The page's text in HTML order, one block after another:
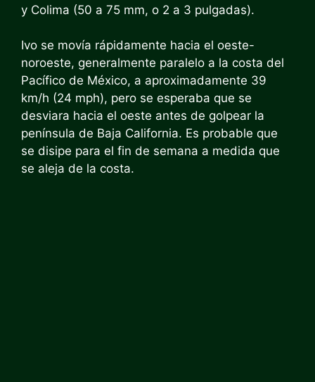
y Colima (50 a 75 mm, o 2 a 3 pulgadas).
Ivo se movía rápidamente hacia el oeste-
noroeste, generalmente paralelo a la costa del
Pacífico de México, a aproximadamente 39
km/h (24 mph), pero se esperaba que se
desviara hacia el oeste antes de golpear la
península de Baja California. Es probable que
se disipe para el fin de semana a medida que
se aleja de la costa.